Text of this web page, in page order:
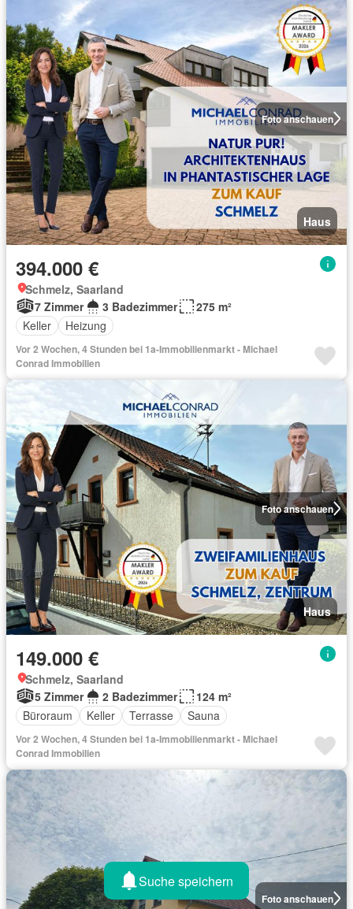
Foto anschauen
Haus
394.000 €
Schmelz, Saarland
7 Zimmer
3 Badezimmer
275 m²
Keller
Heizung
Vor 2 Wochen, 4 Stunden bei 1a-Immobilienmarkt - Michael
Conrad Immobilien
Foto anschauen
Haus
149.000 €
Schmelz, Saarland
5 Zimmer
2 Badezimmer
124 m²
Büroraum
Keller Terrasse Sauna
Vor 2 Wochen, 4 Stunden bei 1a-Immobilienmarkt - Michael
Conrad Immobilien
Foto anschauen
Suche speichern